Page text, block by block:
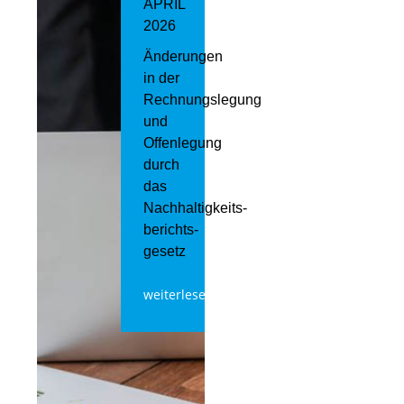
APRIL
2026
Änderungen
in der
Rechnungslegung
und
Offenlegung
durch
das
Nachhaltigkeits­
berichts­
gesetz
weiterlesen